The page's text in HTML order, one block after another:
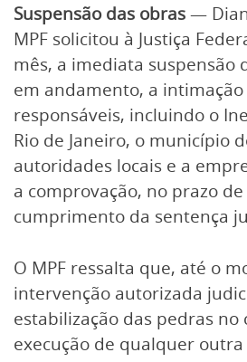
Suspensão das obras—
MPF solicitou à Justiça
mês, a imediata suspensão
em andamento, a intimação
responsáveis, incluindo o
Rio de Janeiro, o município
autoridades locais e a
a comprovação, no prazo
cumprimento da sentença
O MPF ressalta que, até o
intervenção autorizada
estabilização das pedras no
execução de qualquer